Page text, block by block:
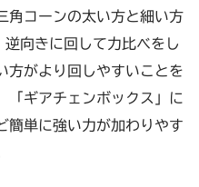
角コーンの太い方と細い方
向きに回して力比べをし
方がより回しやすいことを
「ギアチェンボックス」に
簡単に強い力が加わりやす